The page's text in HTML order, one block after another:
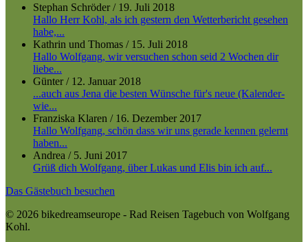
Stephan Schröder/ 19. Juli 2018
Hallo Herr Kohl, als ich gestern den Wetterbericht gesehen
habe,...
Kathrin und Thomas / 15. Juli 2018
Hallo Wolfgang, wir versuchen schon seid 2 Wochen dir
liebe...
Günter/ 12. Januar 2018
...auch aus Jena die besten Wünsche für's neue (Kalender-
wie...
Franziska Klaren / 16. Dezember 2017
Hallo Wolfgang, schön dass wir uns gerade kennen gelernt
haben...
Andrea / 5. Juni 2017
Grüß dich Wolfgang, über Lukas und Elis bin ich auf...
Das Gästebuch besuchen
© 2026 bikedreamseurope - Rad Reisen Tagebuch von Wolfgang
Kohl.